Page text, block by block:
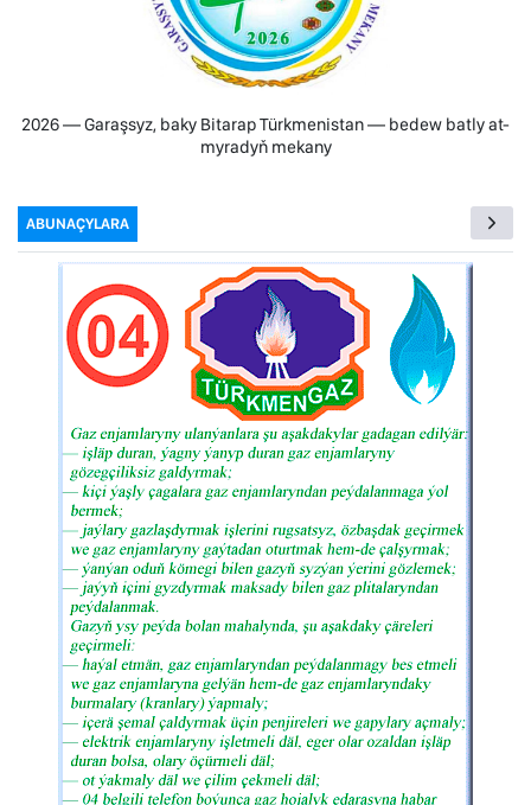
2026 — Garaşsyz, baky Bitarap Türkmenistan — bedew batly at-
myradyň mekany
ABUNAÇYLARA